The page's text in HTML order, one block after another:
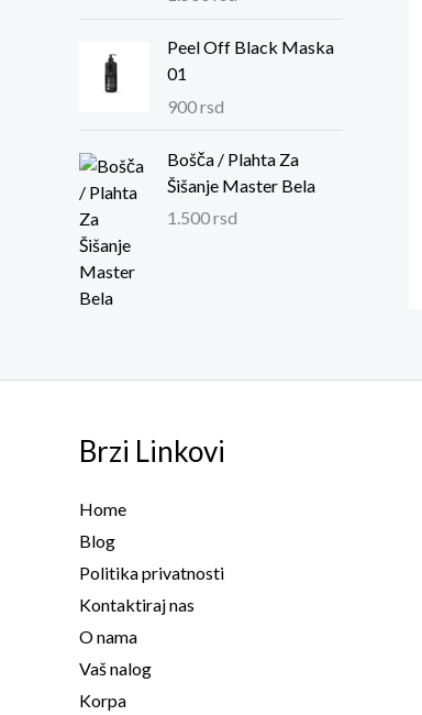
Peel Off Black Maska
01
900rsd
Bošča / Plahta Za
Šišanje Master Bela
1.500rsd
Brzi Linkovi
Home
Blog
Politika privatnosti
Kontaktiraj nas
O nama
Vaš nalog
Korpa